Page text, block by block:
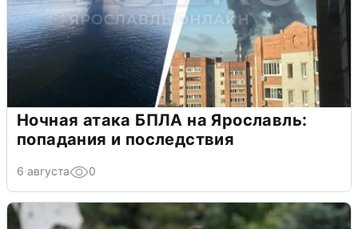
Ночная атака БПЛА на Ярославль:
попадания и последствия
6 августа 0